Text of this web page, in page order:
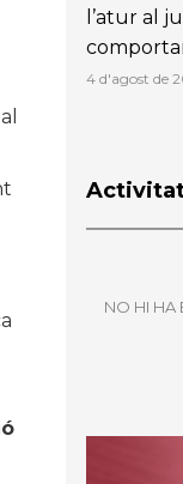
l’atur al
4 d'agost de
NO HI HA